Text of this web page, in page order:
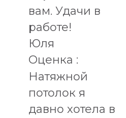
вам. Удачи в
работе!
Юля
Оценка :
Натяжной
потолок я
давно хотела в